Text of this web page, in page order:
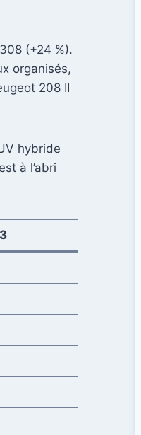
(+24 %).
organisés,
208 II
hybride
à l’abri